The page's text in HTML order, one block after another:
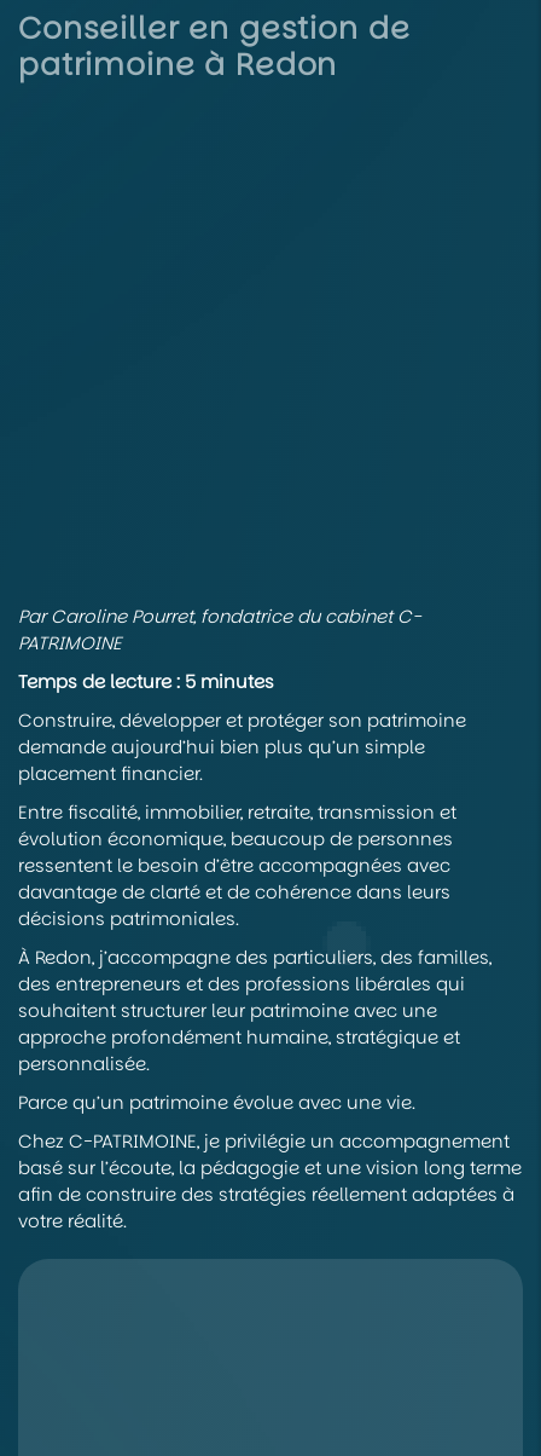
Conseiller en gestion de
patrimoine à Redon
Par Caroline Pourret, fondatrice du cabinet C-
PATRIMOINE
Temps de lecture : 5 minutes
Construire, développer et protéger son patrimoine
demande aujourd’hui bien plus qu’un simple
placement financier.
Entre fiscalité, immobilier, retraite, transmission et
évolution économique, beaucoup de personnes
ressentent le besoin d’être accompagnées avec
davantage de clarté et de cohérence dans leurs
décisions patrimoniales.
À Redon, j’accompagne des particuliers, des familles,
des entrepreneurs et des professions libérales qui
souhaitent structurer leur patrimoine avec une
approche profondément humaine, stratégique et
personnalisée.
Parce qu’un patrimoine évolue avec une vie.
Chez C-PATRIMOINE, je privilégie un accompagnement
basé sur l’écoute, la pédagogie et une vision long terme
afin de construire des stratégies réellement adaptées à
votre réalité.